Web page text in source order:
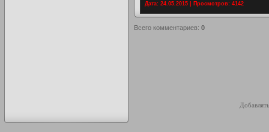
Дата: 24.05.2015 | Просмотров: 4142
Всего комментариев: 0